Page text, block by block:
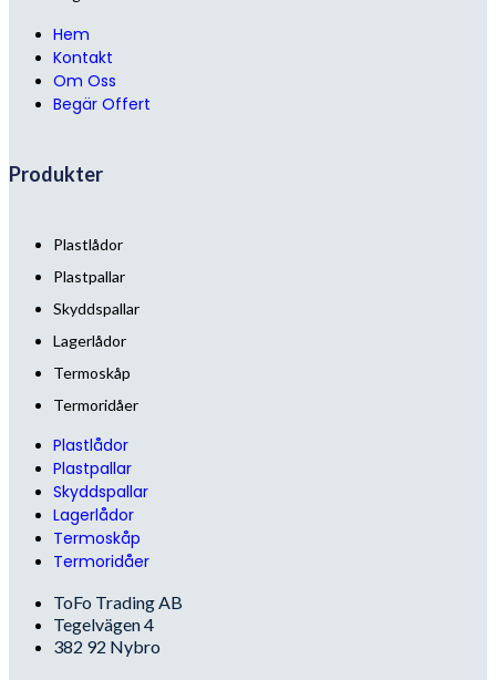
Hem
Kontakt
Om Oss
Begär Offert
Produkter
Plastlådor
Plastpallar
Skyddspallar
Lagerlådor
Termoskåp
Termoridåer
Plastlådor
Plastpallar
Skyddspallar
Lagerlådor
Termoskåp
Termoridåer
ToFo Trading AB
Tegelvägen 4
382 92 Nybro